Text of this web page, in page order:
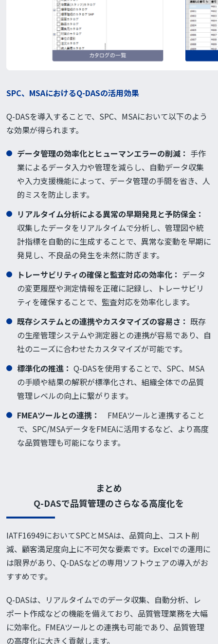
SPC、MSAにおけるQ-DASの活用効果
Q-DASを導入することで、SPC、MSAにおいて以下のよう
な効果が得られます。
データ管理の効率化とヒューマンエラーの削減： 手作
業によるデータ入力や管理を減らし、自動データ収集
や入力支援機能によって、データ管理の手間を省き、人
的ミスを防止します。
リアルタイム分析による異常の早期発見と予防保全：
収集したデータをリアルタイムで分析し、管理図や統
計指標を自動的に生成することで、異常な変動を早期に
発見し、不良品の発生を未然に防ぎます。
トレーサビリティの確保と監査対応の効率化： データ
の変更履歴や測定情報を正確に記録し、トレーサビリ
ティを確保することで、監査対応を効率化します。
既存システムとの連携やカスタマイズの容易さ： 既存
の生産管理システムや測定器との連携が容易であり、自
社のニーズに合わせたカスタマイズが可能です。
標準化の推進： Q-DASを使用することで、SPC、MSA
の手順や結果の解釈が標準化され、組織全体での品質
管理レベルの向上に繋がります。
FMEAツールとの連携：
FMEAツールと連携すること
で、SPC/MSAデータをFMEAに活用するなど、より高度
な品質管理も可能になります。
まとめ
Q-DASで品質管理のさらなる高度化を
IATF16949においてSPCとMSAは、品質向上、コスト削
減、顧客満足度向上に不可欠な要素です。Excelでの運用に
は限界があり、Q-DASなどの専用ソフトウェアの導入がお
すすめです。
Q-DASは、リアルタイムでのデータ収集、自動分析、レ
ポート作成などの機能を備えており、品質管理業務を大幅
に効率化。FMEAツールとの連携も可能であり、品質管理
の高度化に大きく貢献します。